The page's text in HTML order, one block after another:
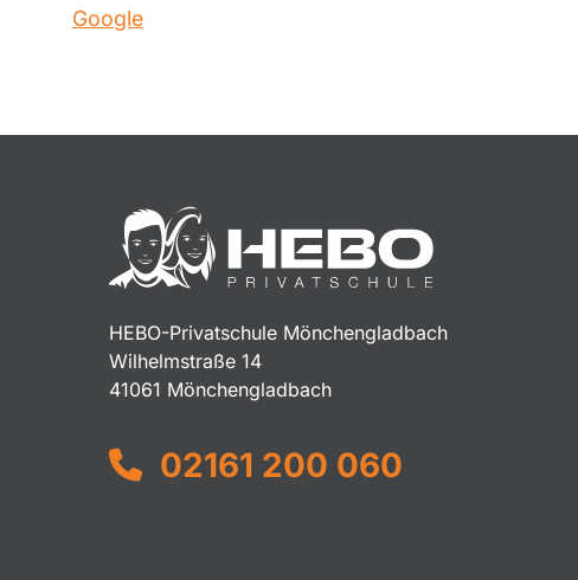
Google
HEBO-Privatschule Mönchengladbach
Wilhelmstraße 14
41061 Mönchengladbach
02161 200 060